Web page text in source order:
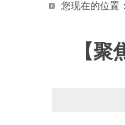
您现在的位置：
【